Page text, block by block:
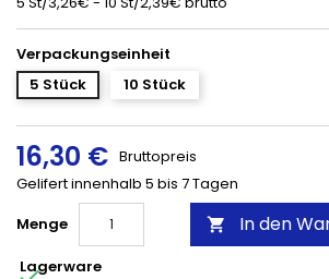
Verpackungseinheit
5 Stück
10 Stück
16,30 € Bruttopreis
Gelifert innenhalb 5 bis 7 Tagen
Menge
 In den
Lagerware